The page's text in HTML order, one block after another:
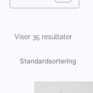
Viser 35 resultater